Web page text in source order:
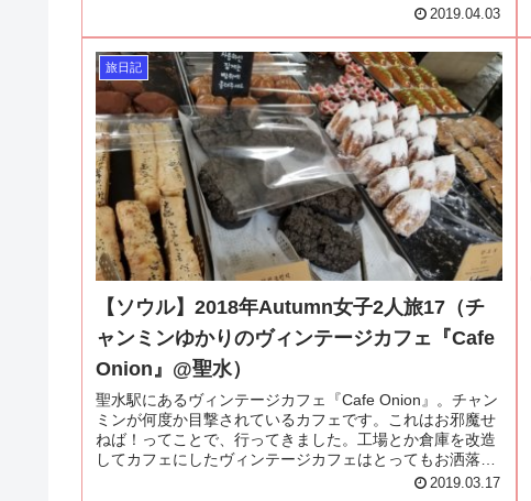
2019.04.03
旅日記
【ソウル】2018年Autumn女子2人旅17（チ
ャンミンゆかりのヴィンテージカフェ『Cafe
Onion』@聖水）
聖水駅にあるヴィンテージカフェ『Cafe Onion』。チャン
ミンが何度か目撃されているカフェです。これはお邪魔せ
ねば！ってことで、行ってきました。工場とか倉庫を改造
してカフェにしたヴィンテージカフェはとってもお洒落
2019.03.17